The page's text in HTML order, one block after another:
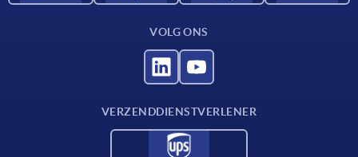
VOLG ONS
VERZENDDIENSTVERLENER